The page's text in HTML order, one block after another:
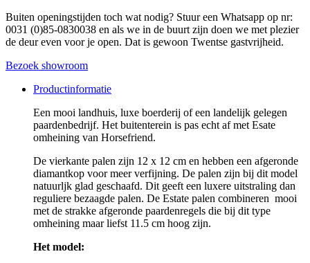
Buiten openingstijden toch wat nodig? Stuur een Whatsapp op nr:
0031 (0)85-0830038 en als we in de buurt zijn doen we met plezier
de deur even voor je open. Dat is gewoon Twentse gastvrijheid.
Bezoek showroom
Productinformatie
Een mooi landhuis, luxe boerderij of een landelijk gelegen
paardenbedrijf. Het buitenterein is pas echt af met Esate
omheining van Horsefriend.
De vierkante palen zijn 12 x 12 cm en hebben een afgeronde
diamantkop voor meer verfijning. De palen zijn bij dit model
natuurljk glad geschaafd. Dit geeft een luxere uitstraling dan
reguliere bezaagde palen. De Estate palen combineren mooi
met de strakke afgeronde paardenregels die bij dit type
omheining maar liefst 11.5 cm hoog zijn.
Het model: